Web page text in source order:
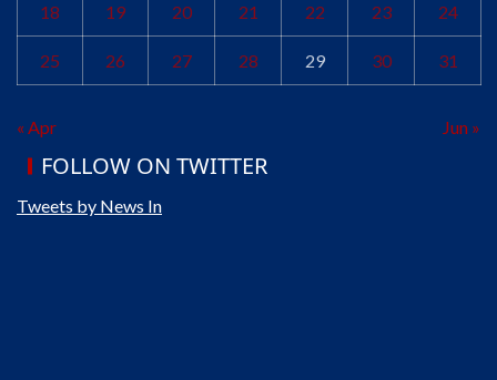
18 19 20 21 22 23 24
25 26 27 28 29 30 31
« Apr Jun »
FOLLOW ON TWITTER
Tweets by News In